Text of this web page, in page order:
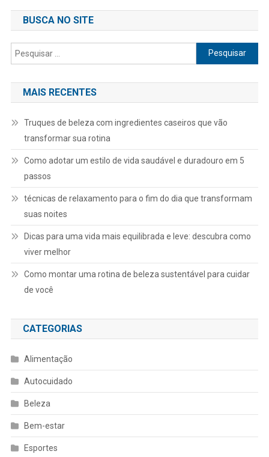
BUSCA NO SITE
Pesquisar
por:
MAIS RECENTES
Truques de beleza com ingredientes caseiros que vão
transformar sua rotina
Como adotar um estilo de vida saudável e duradouro em 5
passos
técnicas de relaxamento para o fim do dia que transformam
suas noites
Dicas para uma vida mais equilibrada e leve: descubra como
viver melhor
Como montar uma rotina de beleza sustentável para cuidar
de você
CATEGORIAS
Alimentação
Autocuidado
Beleza
Bem-estar
Esportes